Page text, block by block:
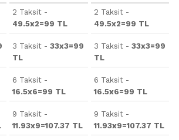
2 Taksit -
49.5x2=99 TL
3 Taksit - 33x3=99
TL
6 Taksit -
16.5x6=99 TL
9 Taksit -
11.93x9=107.37 TL
2 Taksit -
49.5x2=99 TL
3 Taksit - 33x3=99
TL
6 Taksit -
16.5x6=99 TL
9 Taksit -
11.93x9=107.37 TL